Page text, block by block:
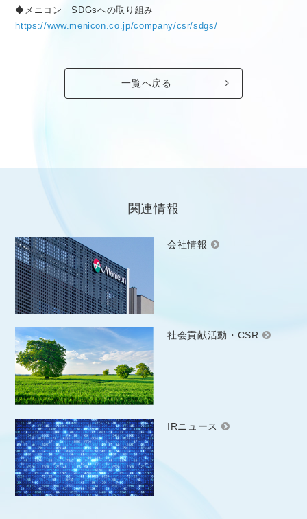
◆メニコン SDGsへの取り組み
https://www.menicon.co.jp/company/csr/sdgs/
一覧へ戻る
関連情報
会社情報
社会貢献活動・CSR
IRニュース